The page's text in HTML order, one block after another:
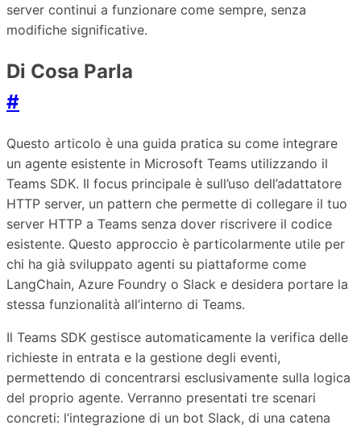
server continui a funzionare come sempre, senza
modifiche significative.
Di Cosa Parla
#
Questo articolo è una guida pratica su come integrare
un agente esistente in Microsoft Teams utilizzando il
Teams SDK. Il focus principale è sull’uso dell’adattatore
HTTP server, un pattern che permette di collegare il tuo
server HTTP a Teams senza dover riscrivere il codice
esistente. Questo approccio è particolarmente utile per
chi ha già sviluppato agenti su piattaforme come
LangChain, Azure Foundry o Slack e desidera portare la
stessa funzionalità all’interno di Teams.
Il Teams SDK gestisce automaticamente la verifica delle
richieste in entrata e la gestione degli eventi,
permettendo di concentrarsi esclusivamente sulla logica
del proprio agente. Verranno presentati tre scenari
concreti: l’integrazione di un bot Slack, di una catena